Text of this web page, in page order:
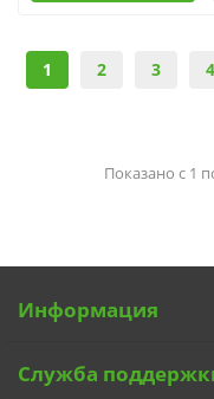
1 2 3 4
Показано с 1
Информация
Служба